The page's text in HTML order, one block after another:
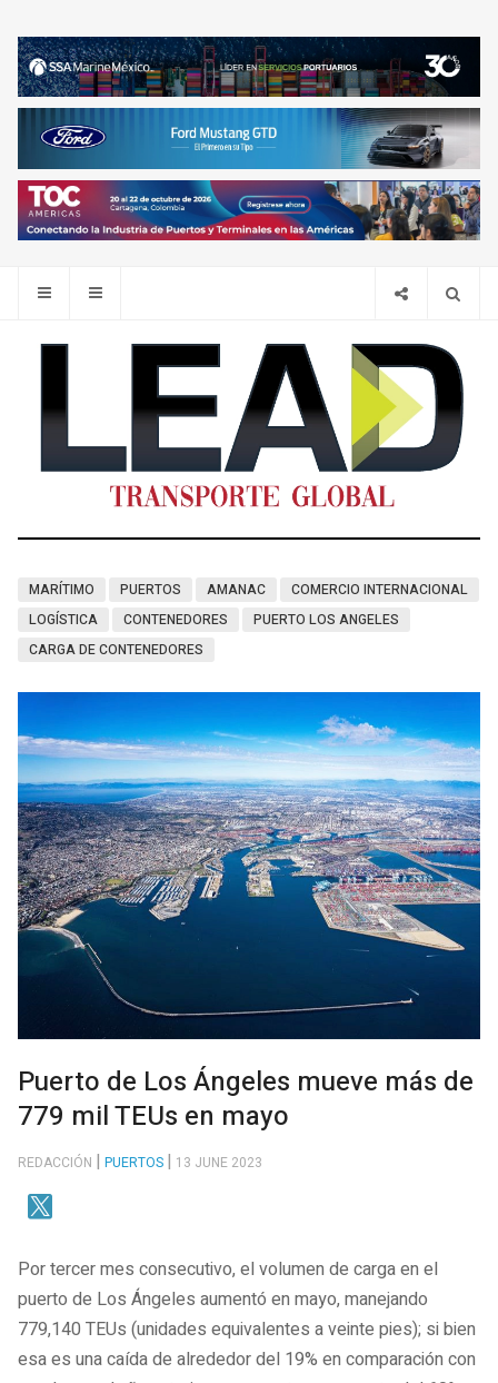
MARÍTIMO PUERTOS AMANAC
COMERCIO INTERNACIONAL
LOGÍSTICA
CONTENEDORES
PUERTO LOS ANGELES
CARGA DE CONTENEDORES
Puerto de Los Ángeles mueve más de
779 mil TEUs en mayo
REDACCIÓN PUERTOS 13 JUNE 2023
Por tercer mes consecutivo, el volumen de carga en el
puerto de Los Ángeles aumentó en mayo, manejando
779,140 TEUs (unidades equivalentes a veinte pies); si bien
esa es una caída de alrededor del 19% en comparación con